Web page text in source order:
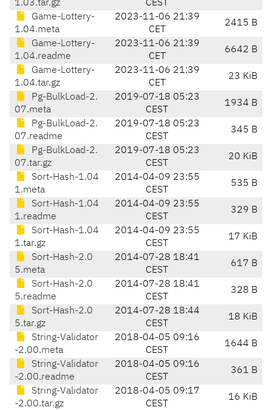
1.03.tar.gz
CEST
Game-Lottery-
1.04.meta
2023-11-06 21:39
CET
2415 B
Game-Lottery-
1.04.readme
2023-11-06 21:39
CET
6642 B
Game-Lottery-
1.04.tar.gz
2023-11-06 21:39
CET
23 KiB
Pg-BulkLoad-2.
07.meta
2019-07-18 05:23
CEST
1934 B
Pg-BulkLoad-2.
07.readme
2019-07-18 05:23
CEST
345 B
Pg-BulkLoad-2.
07.tar.gz
2019-07-18 05:23
CEST
20 KiB
Sort-Hash-1.04
1.meta
2014-04-09 23:55
CEST
535 B
Sort-Hash-1.04
1.readme
2014-04-09 23:55
CEST
329 B
Sort-Hash-1.04
1.tar.gz
2014-04-09 23:55
CEST
17 KiB
Sort-Hash-2.0
5.meta
2014-07-28 18:41
CEST
617 B
Sort-Hash-2.0
5.readme
2014-07-28 18:41
CEST
328 B
Sort-Hash-2.0
5.tar.gz
2014-07-28 18:44
CEST
18 KiB
String-Validator
-2.00.meta
2018-04-05 09:16
CEST
1644 B
String-Validator
-2.00.readme
2018-04-05 09:16
CEST
361 B
String-Validator
-2.00.tar.gz
2018-04-05 09:17
CEST
16 KiB